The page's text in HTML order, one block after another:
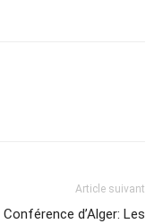
Article suivant
Conférence d’Alger: Les